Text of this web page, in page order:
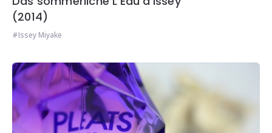
(2014)
Issey Miyake